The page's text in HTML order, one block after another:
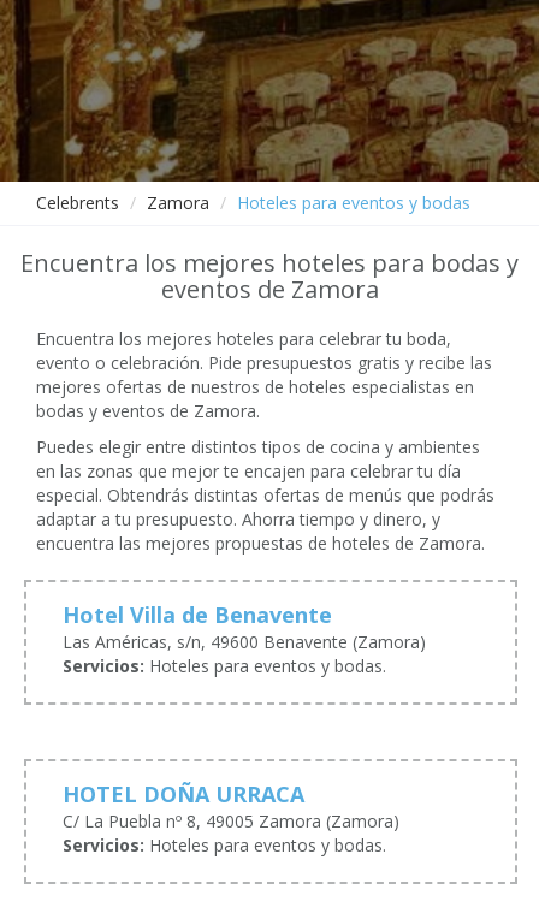
Celebrents Zamora Hoteles para eventos y bodas
Encuentra los mejores hoteles para bodas y
eventos de Zamora
Encuentra los mejores hoteles para celebrar tu boda,
evento o celebración. Pide presupuestos gratis y recibe las
mejores ofertas de nuestros de hoteles especialistas en
bodas y eventos de Zamora.
Puedes elegir entre distintos tipos de cocina y ambientes
en las zonas que mejor te encajen para celebrar tu día
especial. Obtendrás distintas ofertas de menús que podrás
adaptar a tu presupuesto. Ahorra tiempo y dinero, y
encuentra las mejores propuestas de hoteles de Zamora.
Hotel Villa de Benavente
Las Américas, s/n, 49600 Benavente (Zamora)
Servicios: Hoteles para eventos y bodas.
HOTEL DOÑA URRACA
C/ La Puebla nº 8, 49005 Zamora (Zamora)
Servicios: Hoteles para eventos y bodas.